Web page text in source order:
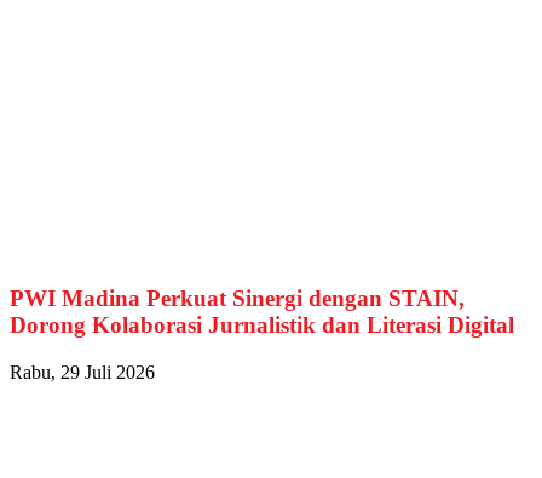
PWI Madina Perkuat Sinergi dengan STAIN,
Dorong Kolaborasi Jurnalistik dan Literasi Digital
Rabu, 29 Juli 2026